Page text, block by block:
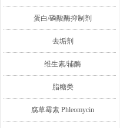
蛋白/磷酸酶抑制剂
去垢剂
维生素/辅酶
脂糖类
腐草霉素 Phleomycin